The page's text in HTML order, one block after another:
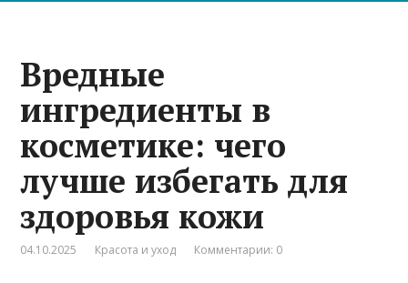
Вредные
ингредиенты в
косметике: чего
лучше избегать для
здоровья кожи
04.10.2025 Красота и уход Комментарии: 0